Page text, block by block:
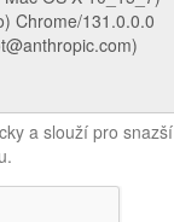
a slouží pro snazší